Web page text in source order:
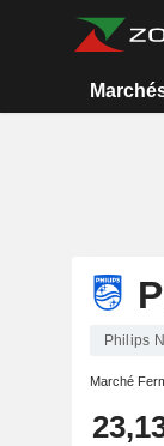
Philips
Marché